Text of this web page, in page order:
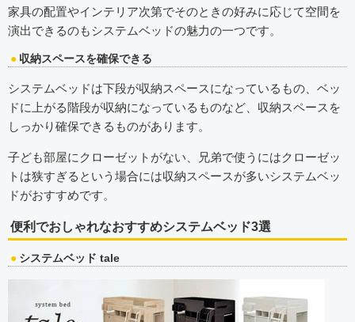
家具の配置やインテリア次第でそのときの好みに応じて空間を
演出できるのもシステムベッドの魅力の一つです。
収納スペースを確保できる
システムベッドは下段が収納スペースになっているもの、ベッ
ドに上がる階段が収納になっているものなど、収納スペースを
しっかり確保できるものがあります。
子ども部屋にクローゼットがない、兄弟で使うにはクローゼッ
トは狭すぎるという場合には収納スペースが多いシステムベッ
ドがおすすめです。
便利でおしゃれなおすすめシステムベッド3選
システムベッド tale